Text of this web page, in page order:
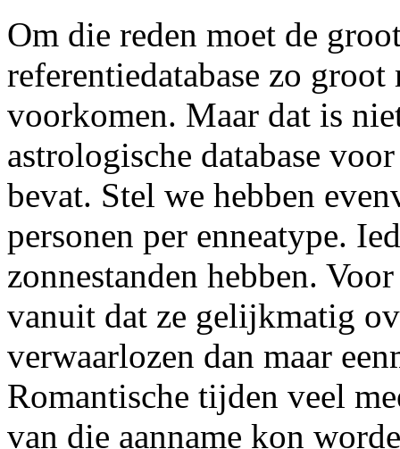
Om die reden moet de
referentiedatabase zo
voorkomen. Maar dat is
astrologische database
bevat. Stel we hebben
personen per enneatype.
zonnestanden hebben.
vanuit dat ze gelijkmatig
verwaarlozen dan maar
Romantische tijden veel
van die aanname kon